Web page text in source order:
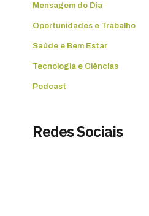
Mensagem do Dia
Oportunidades e Trabalho
Saúde e Bem Estar
Tecnologia e Ciências
Podcast
Redes Sociais